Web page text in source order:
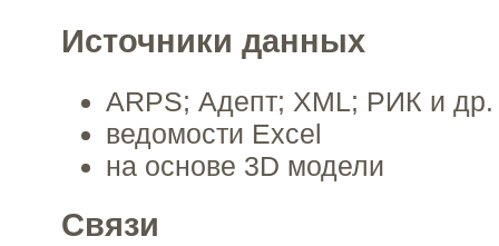
Источники данных
ARPS; Адепт; XML; РИК и др.
ведомости Excel
на основе 3D модели
Связи